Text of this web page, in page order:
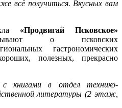
всё получиться. Вкусных вам
«Продвигай Псковское»
о псковских
гастрономических
полезных, прекрасно
с книгами в отдел технико-
литературы (2 этаж,